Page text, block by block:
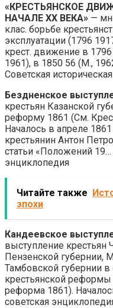
«КРЕСТЬЯНСКОЕ
НАЧАЛЕ XX ВЕКА» —
клас. борьбе
эксплуатации (1796
крест. движение в
1961), в 1850 56 (М.,
Советская
Бездненское
крестьян Казанской
реформу 1861 (См.
Началось в апреле
крестьянин Антон
статьи «Положений
энциклопедия
Читайте также
эпохи
Кандеевское
выступление крестьян
Пензенской губернии,
Тамбовской губернии
крестьянской
реформа 1861).
советская